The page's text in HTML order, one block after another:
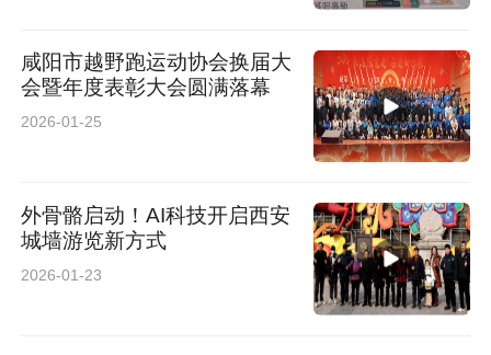
咸阳市越野跑运动协会换届大
会暨年度表彰大会圆满落幕
2026-01-25
外骨骼启动！AI科技开启西安
城墙游览新方式
2026-01-23